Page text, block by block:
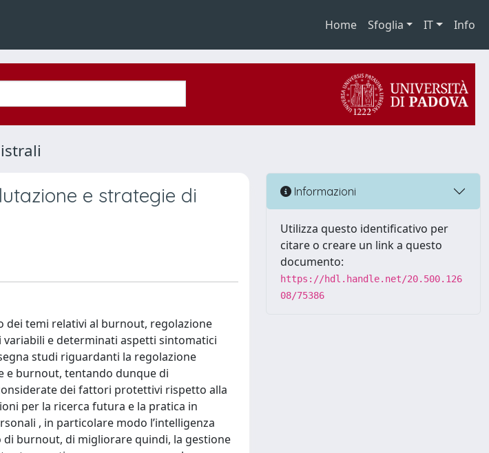
Home Sfoglia IT Info
e strategie di
dei temi relativi al burnout, regolazione
variabili e determinati aspetti sintomatici
studi riguardanti la regolazione
e burnout, tentando dunque di
dei fattori protettivi rispetto alla
per la ricerca futura e la pratica in
, in particolare modo l’intelligenza
burnout, di migliorare quindi, la gestione
Informazioni
Utilizza questo identificativo per
citare o creare un link a questo
documento:
https://hdl.handle.net/20.500.126
08/75386